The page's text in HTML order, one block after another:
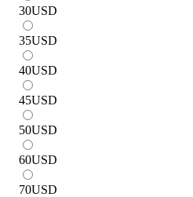
30USD
35USD
40USD
45USD
50USD
60USD
70USD